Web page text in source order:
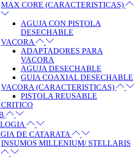
MAX CORE (CARACTERISTICAS)
AGUJA CON PISTOLA
DESECHABLE
VACORA
ADAPTADORES PARA
VACORA
AGUJA DESECHABLE
GUIA COAXIAL DESECHABLE
VACORA (CARACTERISTICAS)
PISTOLA REUSABLE
DE CATARATA
INSUMOS MILLENIUM/ STELLARIS